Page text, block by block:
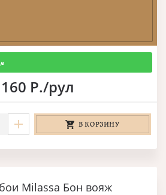
Р./рул
В КОРЗИНУ
Milassa Бон вояж